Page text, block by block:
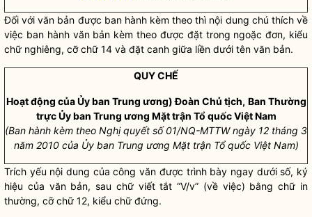
Đối với văn bản được ban hành kèm theo thì nội dung chú thích về
việc ban hành văn bản kèm theo được đặt trong ngoặc đơn, kiểu
chữ nghiêng, cỡ chữ 14 và đặt canh giữa liền dưới tên văn bản.
QUY CHẾ
Hoạt động của Ủy ban Trung ương) Đoàn Chủ tịch, Ban Thường
trực Ủy ban Trung ương Mặt trận Tổ quốc Việt Nam
(Ban hành kèm theo Nghị quyết số 01/NQ-MTTW ngày 12 tháng 3
năm 2010 của Ủy ban Trung ương Mặt trận Tổ quốc Việt Nam)
Trích yếu nội dung của công văn được trình bày ngay dưới số, ký
hiệu của văn bản, sau chữ viết tắt “V/v” (về việc) bằng chữ in
thường, cỡ chữ 12, kiểu chữ đứng.